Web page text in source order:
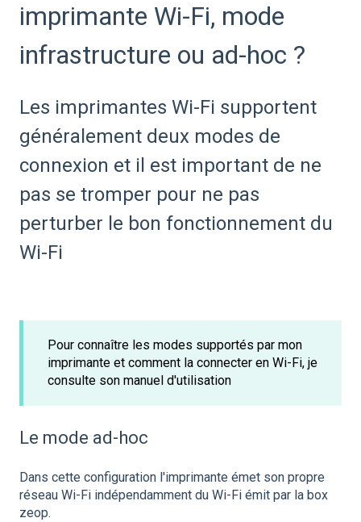
imprimante Wi-Fi, mode
infrastructure ou ad-hoc ?
Les imprimantes Wi-Fi supportent
généralement deux modes de
connexion et il est important de ne
pas se tromper pour ne pas
perturber le bon fonctionnement du
Wi-Fi
Pour connaître les modes supportés par mon
imprimante et comment la connecter en Wi-Fi, je
consulte son manuel d'utilisation
Le mode ad-hoc
Dans cette configuration l'imprimante émet son propre
réseau Wi-Fi indépendamment du Wi-Fi émit par la box
zeop.